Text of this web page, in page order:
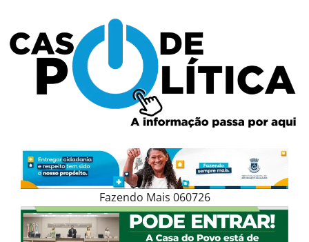
content
Fazendo Mais 060726